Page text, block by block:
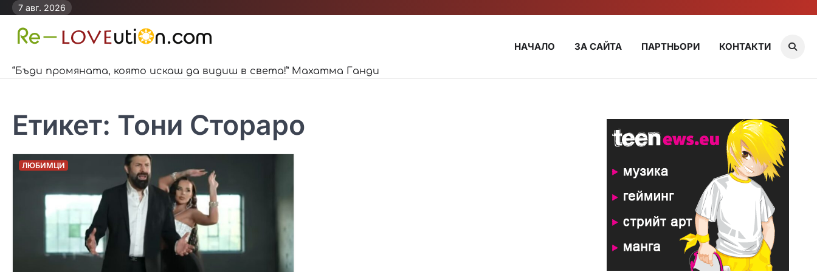
Skip
content
7 авг. 2026
“Бъди промяната, която искаш да видиш в света!” Махатма Ганди
НАЧАЛО ЗА САЙТА ПАРТНЬОРИ КОНТАКТИ
Етикет: Тони Стораро
ЛЮБИМЦИ